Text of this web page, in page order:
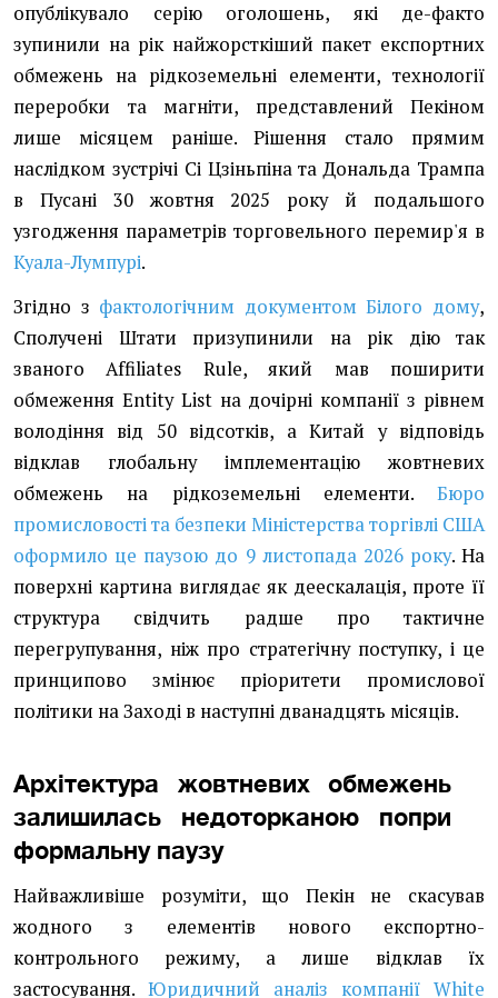
опублікувало серію оголошень, які де-факто
зупинили на рік найжорсткіший пакет експортних
обмежень на рідкоземельні елементи, технології
переробки та магніти, представлений Пекіном
лише місяцем раніше. Рішення стало прямим
наслідком зустрічі Сі Цзіньпіна та Дональда Трампа
в Пусані 30 жовтня 2025 року й подальшого
узгодження параметрів торговельного перемир'я в
Куала-Лумпурі.
Згідно з фактологічним документом Білого дому,
Сполучені Штати призупинили на рік дію так
званого Affiliates Rule, який мав поширити
обмеження Entity List на дочірні компанії з рівнем
володіння від 50 відсотків, а Китай у відповідь
відклав глобальну імплементацію жовтневих
обмежень на рідкоземельні елементи. Бюро
промисловості та безпеки Міністерства торгівлі США
оформило це паузою до 9 листопада 2026 року. На
поверхні картина виглядає як деескалація, проте її
структура свідчить радше про тактичне
перегрупування, ніж про стратегічну поступку, і це
принципово змінює пріоритети промислової
політики на Заході в наступні дванадцять місяців.
Архітектура жовтневих обмежень
залишилась недоторканою попри
формальну паузу
Найважливіше розуміти, що Пекін не скасував
жодного з елементів нового експортно-
контрольного режиму, а лише відклав їх
застосування. Юридичний аналіз компанії White